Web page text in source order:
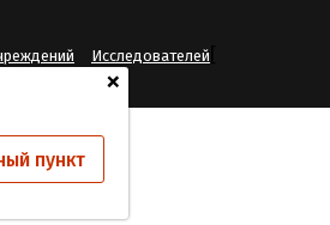
+
пункт
Исследователей